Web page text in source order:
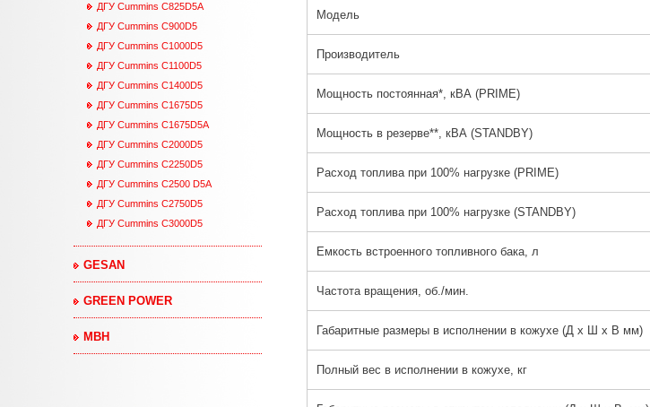
ДГУ Cummins С825D5А
ДГУ Cummins С900D5
ДГУ Cummins С1000D5
ДГУ Cummins С1100D5
ДГУ Cummins С1400D5
ДГУ Cummins С1675D5
ДГУ Cummins С1675D5A
ДГУ Cummins С2000D5
ДГУ Cummins С2250D5
ДГУ Cummins С2500 D5A
ДГУ Cummins С2750D5
ДГУ Cummins С3000D5
GESAN
GREEN POWER
MBH
Модель
Производитель
Мощность постоянная*, кВА (PRIME)
Мощность в резерве**, кВА (STANDBY)
Расход топлива при 100% нагрузке (PRIME)
Расход топлива при 100% нагрузке (STANDBY)
Емкость встроенного топливного бака, л
Частота вращения, об./мин.
Габаритные размеры в исполнении в кожухе (Д х Ш х В мм)
Полный вес в исполнении в кожухе, кг